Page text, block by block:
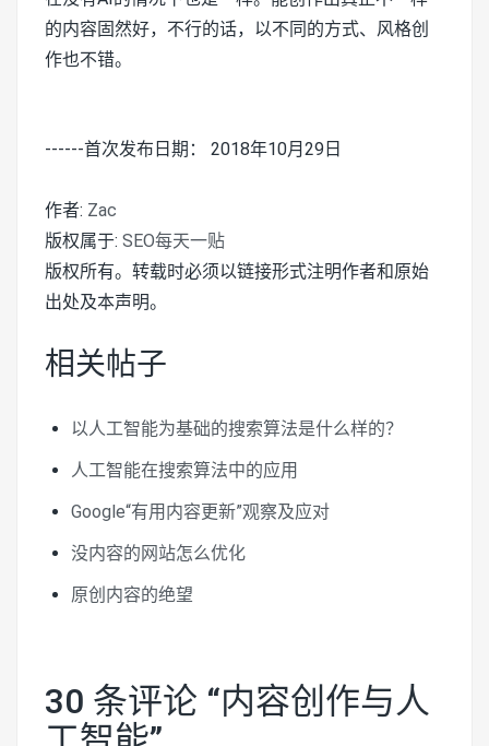
的内容固然好，不行的话，以不同的方式、风格创
作也不错。
------首次发布日期： 2018年10月29日
作者: Zac
版权属于: SEO每天一贴
版权所有。转载时必须以链接形式注明作者和原始
出处及本声明。
相关帖子
以人工智能为基础的搜索算法是什么样的？
人工智能在搜索算法中的应用
Google“有用内容更新”观察及应对
没内容的网站怎么优化
原创内容的绝望
30 条评论 “内容创作与人